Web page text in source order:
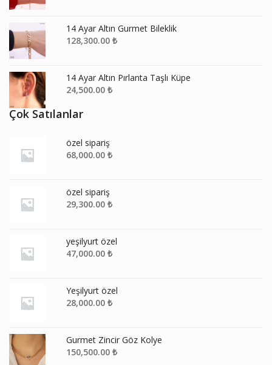
14 Ayar Altın Gurmet Bileklik
128,300.00 ₺
14 Ayar Altın Pırlanta Taşlı Küpe
24,500.00 ₺
Çok Satılanlar
özel sipariş
68,000.00 ₺
özel sipariş
29,300.00 ₺
yeşilyurt özel
47,000.00 ₺
Yeşilyurt özel
28,000.00 ₺
Gurmet Zincir Göz Kolye
150,500.00 ₺